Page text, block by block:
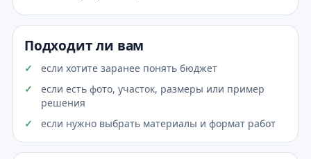
Подходит ли вам
если хотите заранее понять бюджет
если есть фото, участок, размеры или пример
решения
если нужно выбрать материалы и формат работ